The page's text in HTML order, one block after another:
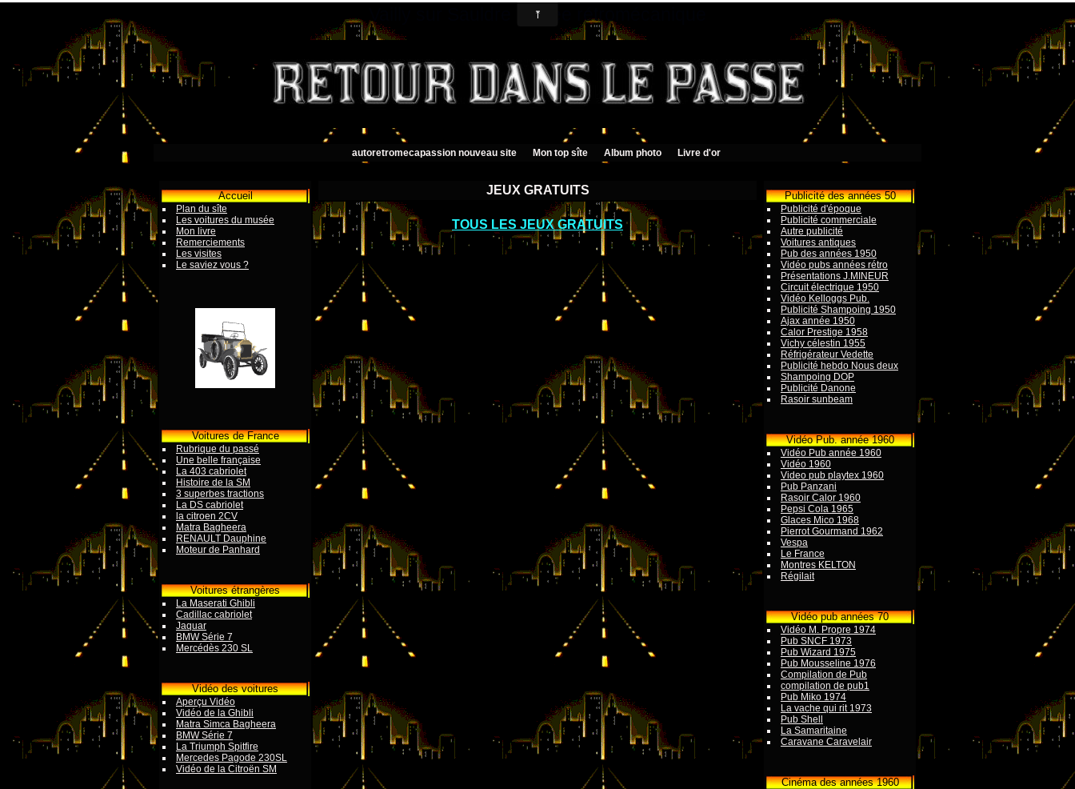
Vailly sur Sauldre musée rétromécanique
autoretromecapassion nouveau site Mon top sîte Album photo Livre d'or
Accueil
Plan du sîte
Les voitures du musée
Mon livre
Remerciements
Les visites
Le saviez vous ?
Voitures de France
Rubrique du passé
Une belle française
La 403 cabriolet
Histoire de la SM
3 superbes tractions
La DS cabriolet
la citroen 2CV
Matra Bagheera
RENAULT Dauphine
Moteur de Panhard
Voitures étrangères
La Maserati Ghibli
Cadillac cabriolet
Jaquar
BMW Série 7
Mercédès 230 SL
Vidéo des voitures
Aperçu Vidéo
Vidéo de la Ghibli
Matra Simca Bagheera
BMW Série 7
La Triumph Spitfire
Mercedes Pagode 230SL
Vidéo de la Citroën SM
Publicité des années 50
Publicité d'époque
Publicité commerciale
Autre publicité
Voitures antiques
Pub des années 1950
Vidéo pubs années rétro
Présentations J.MINEUR
Circuit électrique 1950
Vidéo Kelloggs Pub.
Publicité Shampoing 1950
Ajax année 1950
Calor Prestige 1958
Vichy célestin 1955
Réfrigérateur Vedette
Publicité hebdo Nous deux
Shampoing DOP
Publicité Danone
Rasoir sunbeam
Vidéo Pub. année 1960
Vidéo Pub année 1960
Vidéo 1960
Video pub playtex 1960
Pub Panzani
Rasoir Calor 1960
Pepsi Cola 1965
Glaces Mico 1968
Pierrot Gourmand 1962
Vespa
Le France
Montres KELTON
Régilait
Vidéo pub années 70
Vidéo M. Propre 1974
Pub SNCF 1973
Pub Wizard 1975
Pub Mousseline 1976
Compilation de Pub
compilation de pub1
Pub Miko 1974
La vache qui rit 1973
Pub Shell
La Samaritaine
Caravane Caravelair
Cinéma des années 1960
JEUX GRATUITS
TOUS LES JEUX GRATUITS